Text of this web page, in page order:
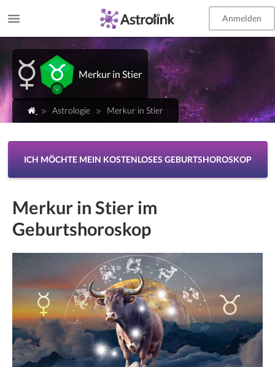
Anmelden
Merkur in Stier
Astrologie Merkur in Stier
ICH MÖCHTE MEIN KOSTENLOSES GEBURTSHOROSKOP
Merkur in Stier im
Geburtshoroskop